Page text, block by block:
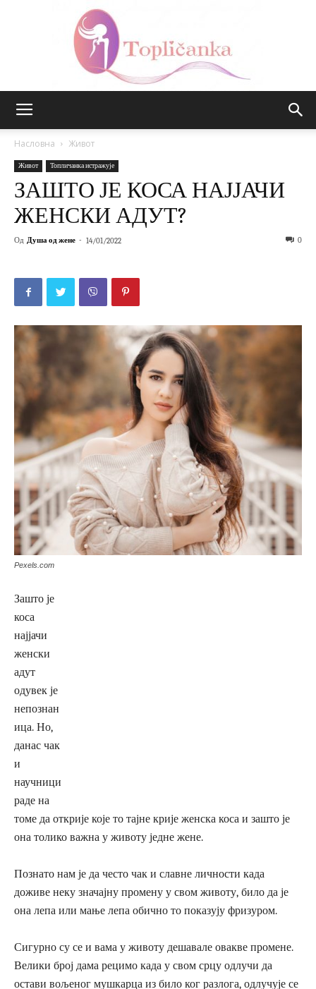
Насловна Живот
Живот Топличанка истражује
ЗАШТО ЈЕ КОСА НАЈЈАЧИ
ЖЕНСКИ АДУТ?
Од Душа од жене - 14/01/2022 0
Pexels.com
Зашто је
коса
најјачи
женски
адут
одувек је
непознан
ица. Но,
данас чак
и
научници
раде на
томе да открије које то тајне крије женска коса и зашто је
она толико важна у животу једне жене.
Познато нам је да често чак и славне личности када
доживе неку значајну промену у свом животу, било да је
она лепа или мање лепа обично то показују фризуром.
Сигурно су се и вама у животу дешавале овакве промене.
Велики број дама рецимо када у свом срцу одлучи да
остави вољеног мушкарца из било ког разлога, одлучује се